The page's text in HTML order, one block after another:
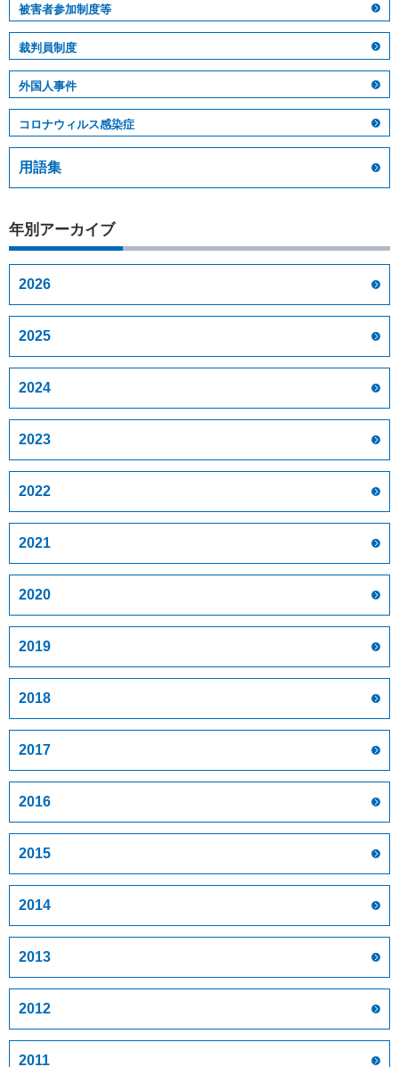
被害者参加制度等
裁判員制度
外国人事件
コロナウィルス感染症
用語集
年別アーカイブ
2026
2025
2024
2023
2022
2021
2020
2019
2018
2017
2016
2015
2014
2013
2012
2011